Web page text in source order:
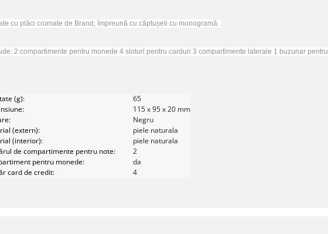
cu plăci cromate de Brand, împreună cu căptușeli cu monogramă.
2 compartimente pentru monede 4 sloturi pentru carduri 3 compartimente laterale 1 buzunar pentru
(g):
65
115 x 95 x 20 mm
Negru
(extern):
piele naturala
(interior):
piele naturala
de compartimente pentru note:
2
pentru monede:
da
card de credit:
4